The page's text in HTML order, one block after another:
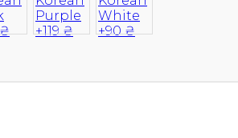
кількість